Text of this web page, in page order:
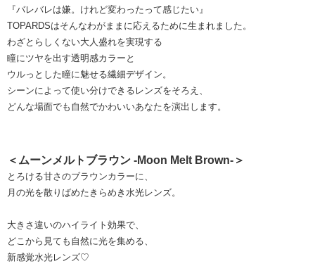
『バレバレは嫌。けれど変わったって感じたい』
TOPARDSはそんなわがままに応えるために生まれました。
わざとらしくない大人盛れを実現する
瞳にツヤを出す透明感カラーと
ウルっとした瞳に魅せる繊細デザイン。
シーンによって使い分けできるレンズをそろえ、
どんな場面でも自然でかわいいあなたを演出します。
＜ムーンメルトブラウン -Moon Melt Brown-＞
とろける甘さのブラウンカラーに、
月の光を散りばめたきらめき水光レンズ。
大きさ違いのハイライト効果で、
どこから見ても自然に光を集める、
新感覚水光レンズ♡